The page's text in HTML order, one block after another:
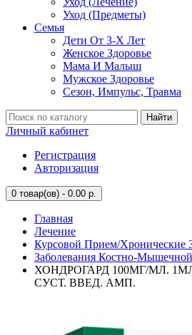
Уход (Предметы)
Семья
Дети От 3-Х Лет
Женское Здоровье
Мама И Малыш
Мужское Здоровье
Сезон, Импульс, Травма
Найти
Личный кабинет
Регистрация
Авторизация
0 товар(ов) - 0.00 р.
Главная
Лечение
Курсовой Прием/Хронические
Заболевания Костно-
ХОНДРОГАРД 100МГ/МЛ.
СУСТ. ВВЕД. АМП.